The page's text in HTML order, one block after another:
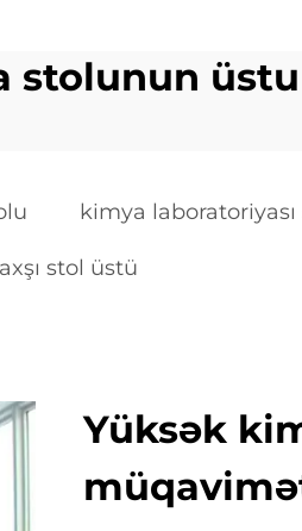
stolunun üstu
kimya
stol üstü
Yüksək